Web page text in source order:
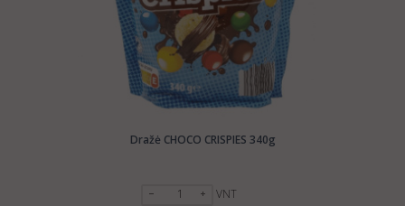
Dražė CHOCO CRISPIES 340g
VNT